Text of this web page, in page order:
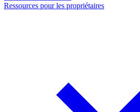
Ressources pour les propriétaires